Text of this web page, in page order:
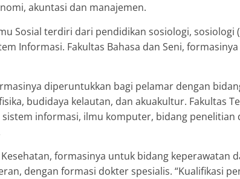
akuntasi dan manajemen.
Sosial terdiri dari pendidikan sosiologi, sosiologi
Informasi. Fakultas Bahasa dan Seni,
diperuntukkan bagi pelamar dengan
budidaya kelautan, dan akuakultur. Fakultas
informasi, ilmu komputer, bidang penelitian
formasinya untuk bidang keperawatan
dengan formasi dokter spesialis. “Kualifikasi